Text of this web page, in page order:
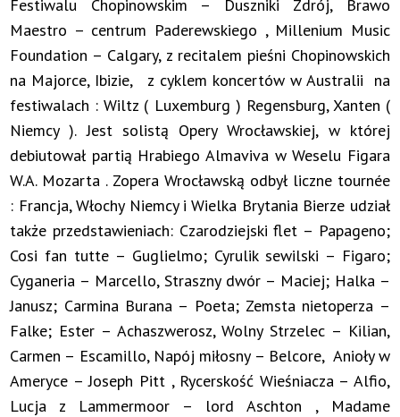
Festiwalu Chopinowskim – Duszniki Zdrój, Brawo
Maestro – centrum Paderewskiego , Millenium Music
Foundation – Calgary, z recitalem pieśni Chopinowskich
na Majorce, Ibizie, z cyklem koncertów w Australii na
festiwalach : Wiltz ( Luxemburg ) Regensburg, Xanten (
Niemcy ). Jest solistą Opery Wrocławskiej, w której
debiutował partią Hrabiego Almaviva w Weselu Figara
W.A. Mozarta . Zopera Wrocławską odbył liczne tournée
: Francja, Włochy Niemcy i Wielka Brytania Bierze udział
także przedstawieniach: Czarodziejski flet – Papageno;
Cosi fan tutte – Guglielmo; Cyrulik sewilski – Figaro;
Cyganeria – Marcello, Straszny dwór – Maciej; Halka –
Janusz; Carmina Burana – Poeta; Zemsta nietoperza –
Falke; Ester – Achaszwerosz, Wolny Strzelec – Kilian,
Carmen – Escamillo, Napój miłosny – Belcore, Anioły w
Ameryce – Joseph Pitt , Rycerskość Wieśniacza – Alfio,
Lucja z Lammermoor – lord Aschton , Madame